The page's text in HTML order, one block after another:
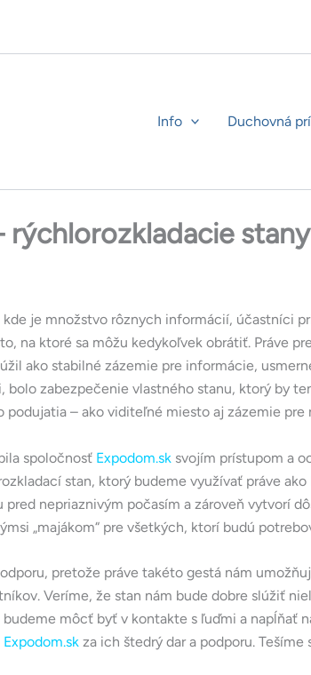
Info Duchovná
rýchlorozkladacie stany
kde je množstvo rôznych informácií, účastníci
na ktoré sa môžu kedykoľvek obrátiť. Práve
ako stabilné zázemie pre informácie,
bolo zabezpečenie vlastného stanu, ktorý by
podujatia – ako viditeľné miesto aj zázemie pre
spoločnosť Expodom.sk svojím prístupom a
stan, ktorý budeme využívať práve
pred nepriaznivým počasím a zároveň vytvorí
„majákom“ pre všetkých, ktorí budú
pretože práve takéto gestá nám
Veríme, že stan nám bude dobre slúžiť
môcť byť v kontakte s ľuďmi a napĺňať
Expodom.sk za ich štedrý dar a podporu.